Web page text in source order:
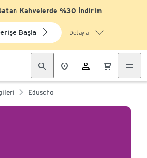
Kahvelerde %30 İndirim
Başla Detaylar
Eduscho